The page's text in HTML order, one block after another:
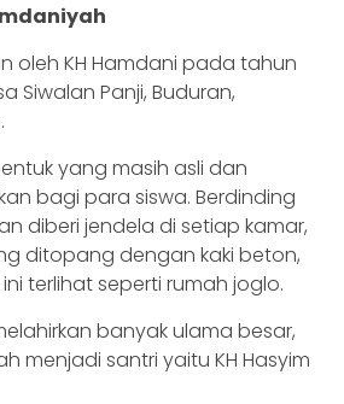
oleh KH Hamdani pada tahun
Siwalan Panji, Buduran,
yang masih asli dan
bagi para siswa. Berdinding
diberi jendela di setiap kamar,
ditopang dengan kaki beton,
terlihat seperti rumah joglo.
banyak ulama besar,
menjadi santri yaitu KH Hasyim